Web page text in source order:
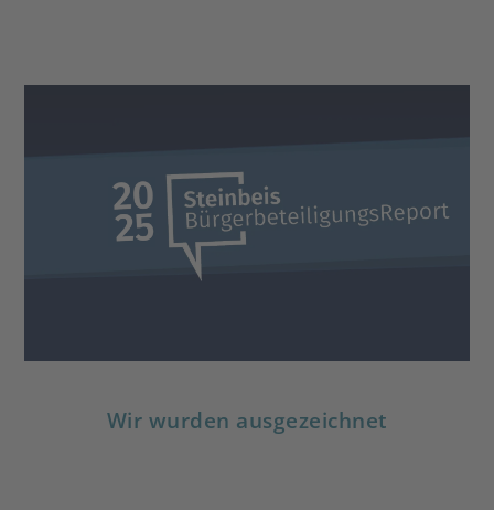
DOWNLOAD
Wir wurden ausgezeichnet